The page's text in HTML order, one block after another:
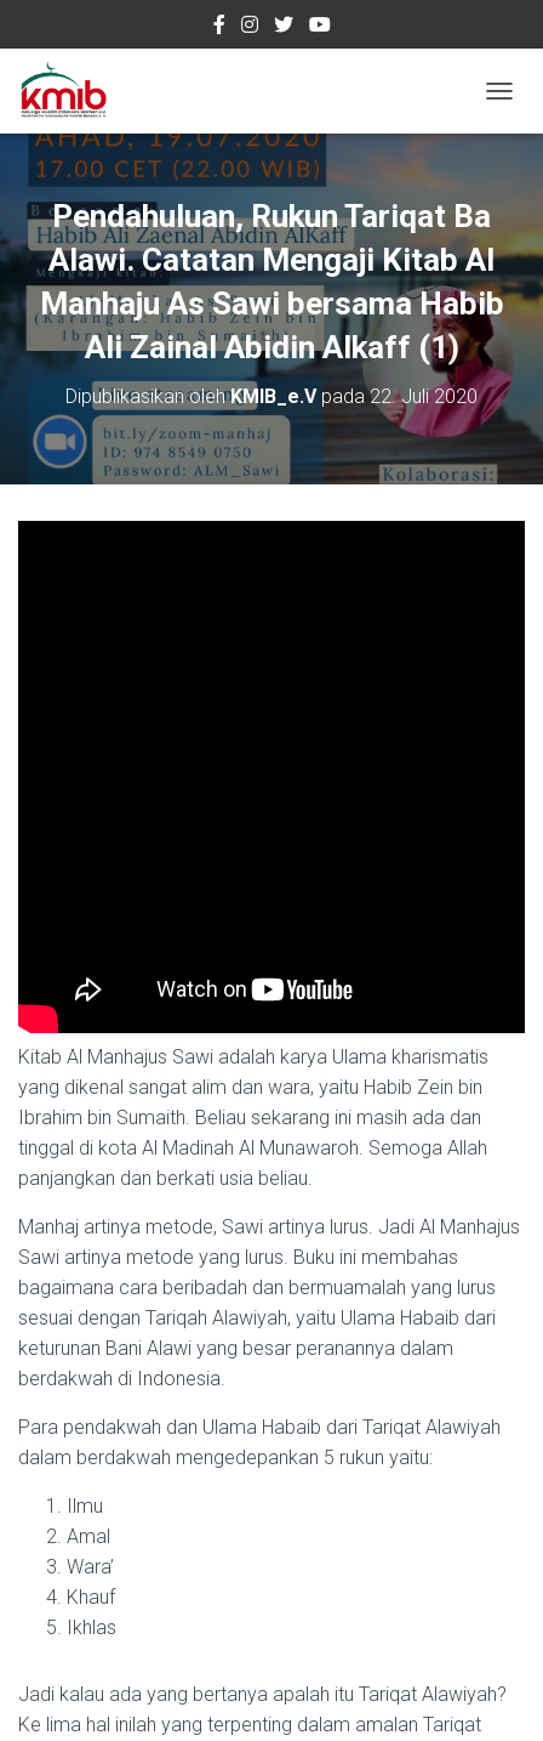
O
V
I
S
I
Pendahuluan, Rukun Tariqat Ba
Alawi. Catatan Mengaji Kitab Al
Manhaju As Sawi bersama Habib
Ali Zainal Abidin Alkaff (1)
Dipublikasikan olehKMIB_e.Vpada22. Juli 2020
Kitab Al Manhajus Sawi adalah karya Ulama kharismatis
yang dikenal sangat alim dan wara, yaitu Habib Zein bin
Ibrahim bin Sumaith. Beliau sekarang ini masih ada dan
tinggal di kota Al Madinah Al Munawaroh. Semoga Allah
panjangkan dan berkati usia beliau.
Manhaj artinya metode, Sawi artinya lurus. Jadi Al Manhajus
Sawi artinya metode yang lurus. Buku ini membahas
bagaimana cara beribadah dan bermuamalah yang lurus
sesuai dengan Tariqah Alawiyah, yaitu Ulama Habaib dari
keturunan Bani Alawi yang besar peranannya dalam
berdakwah di Indonesia.
Para pendakwah dan Ulama Habaib dari Tariqat Alawiyah
dalam berdakwah mengedepankan 5 rukun yaitu:
Ilmu
Amal
Wara’
Khauf
Ikhlas
Jadi kalau ada yang bertanya apalah itu Tariqat Alawiyah?
Ke lima hal inilah yang terpenting dalam amalan Tariqat